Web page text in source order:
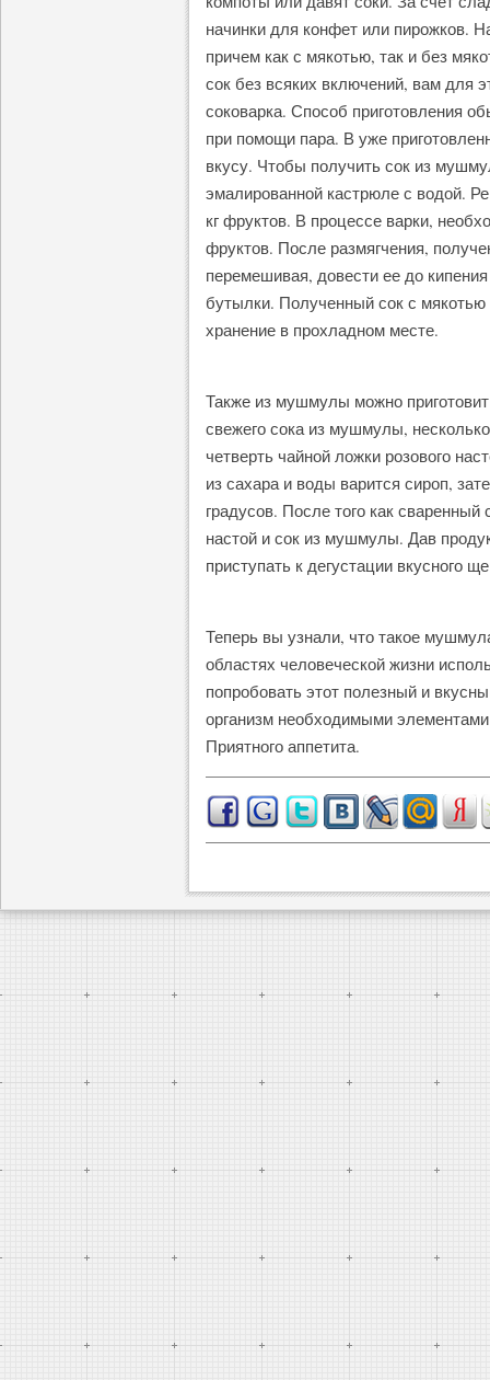
начинки для конфет или пирожков.
причем как с мякотью, так и без
сок без всяких включений, вам для
соковарка. Способ приготовления
при помощи пара. В уже
вкусу. Чтобы получить сок из
эмалированной кастрюле с водой.
кг фруктов. В процессе варки,
фруктов. После размягчения,
перемешивая, довести ее до
бутылки. Полученный сок с
хранение в прохладном месте.
Также из мушмулы можно
свежего сока из мушмулы,
четверть чайной ложки розового
из сахара и воды варится сироп,
градусов. После того как
настой и сок из мушмулы. Дав
приступать к дегустации вкусного
Теперь вы узнали, что такое
областях человеческой жизни
попробовать этот полезный и
организм необходимыми
Приятного аппетита.